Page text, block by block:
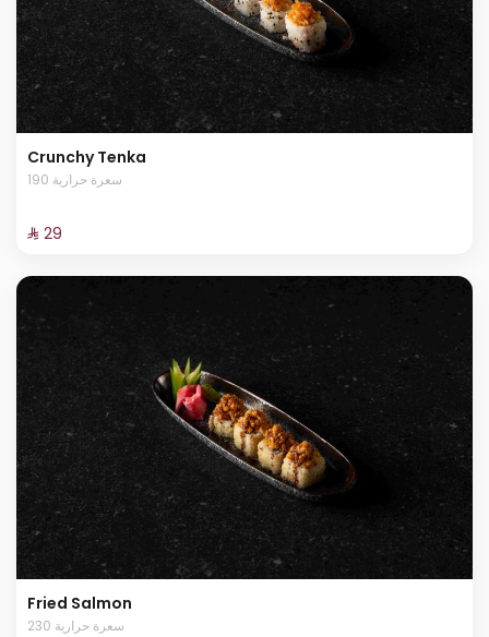
Crunchy Tenka
190 سعرة حرارية
⁨⁦‪‬ 29⁩
Fried Salmon
230 سعرة حرارية